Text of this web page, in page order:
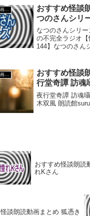
おすすめ怪談朗読動画まとめ
おすすめ怪談
つのさんシリ
なつのさんシリ
の不完全ラジオ
144】なつのさん
（後編）【怖い話
め朗読まとめ な
おすすめ怪談
行堂奇譚 訪魂
夜行堂奇譚 訪魂
木双風 朗読館
おすすめ怪談朗読
れKさん
談朗読動画まとめ 狐憑き